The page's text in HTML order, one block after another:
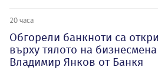
20 часа
Обгорели банкноти са
върху тялото на бизнесмена
Владимир Янков от Банкя